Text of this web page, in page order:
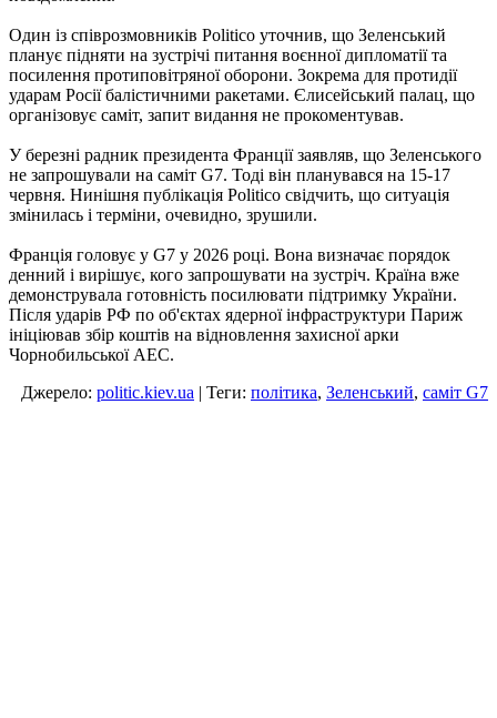
Один із співрозмовників Politico уточнив, що Зеленський
планує підняти на зустрічі питання воєнної дипломатії та
посилення протиповітряної оборони. Зокрема для протидії
ударам Росії балістичними ракетами. Єлисейський палац, що
організовує саміт, запит видання не прокоментував.
У березні радник президента Франції заявляв, що Зеленського
не запрошували на саміт G7. Тоді він планувався на 15-17
червня. Нинішня публікація Politico свідчить, що ситуація
змінилась і терміни, очевидно, зрушили.
Франція головує у G7 у 2026 році. Вона визначає порядок
денний і вирішує, кого запрошувати на зустріч. Країна вже
демонструвала готовність посилювати підтримку України.
Після ударів РФ по об'єктах ядерної інфраструктури Париж
ініціював збір коштів на відновлення захисної арки
Чорнобильської АЕС.
Джерело: politic.kiev.ua | Теги: політика, Зеленський, саміт G7